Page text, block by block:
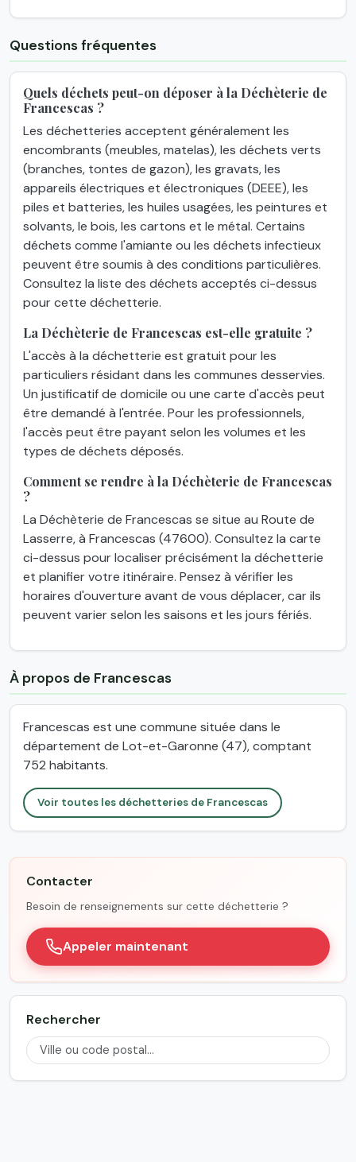
Questions fréquentes
Quels déchets peut-on déposer à la Déchèterie de
Francescas ?
Les déchetteries acceptent généralement les
encombrants (meubles, matelas), les déchets verts
(branches, tontes de gazon), les gravats, les
appareils électriques et électroniques (DEEE), les
piles et batteries, les huiles usagées, les peintures et
solvants, le bois, les cartons et le métal. Certains
déchets comme l'amiante ou les déchets infectieux
peuvent être soumis à des conditions particulières.
Consultez la liste des déchets acceptés ci-dessus
pour cette déchetterie.
La Déchèterie de Francescas est-elle gratuite ?
L'accès à la déchetterie est gratuit pour les
particuliers résidant dans les communes desservies.
Un justificatif de domicile ou une carte d'accès peut
être demandé à l'entrée. Pour les professionnels,
l'accès peut être payant selon les volumes et les
types de déchets déposés.
Comment se rendre à la Déchèterie de Francescas
?
La Déchèterie de Francescas se situe au Route de
Lasserre, à Francescas (47600). Consultez la carte
ci-dessus pour localiser précisément la déchetterie
et planifier votre itinéraire. Pensez à vérifier les
horaires d'ouverture avant de vous déplacer, car ils
peuvent varier selon les saisons et les jours fériés.
À propos de Francescas
Francescas est une commune située dans le
département de Lot-et-Garonne (47), comptant
752 habitants.
Voir toutes les déchetteries de Francescas
Contacter
Besoin de renseignements sur cette déchetterie ?
Appeler maintenant
Rechercher